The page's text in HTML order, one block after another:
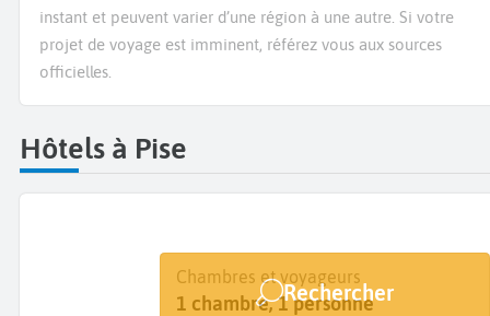
instant et peuvent varier d’une région à une autre. Si votre
projet de voyage est imminent, référez vous aux sources
officielles.
Hôtels à Pise
Destination
Pise
Dates
Dates de votre séjour
Chambres et voyageurs
1 chambre, 1 personne
Rechercher